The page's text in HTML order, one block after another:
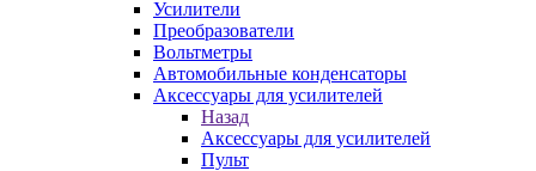
Усилители
Преобразователи
Вольтметры
Автомобильные конденсаторы
Аксессуары для усилителей
Назад
Аксессуары для усилителей
Пульт